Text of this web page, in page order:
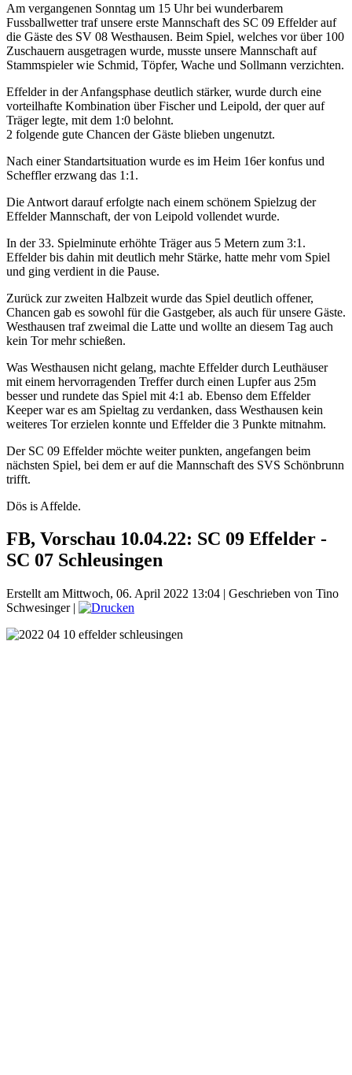
Am vergangenen Sonntag um 15 Uhr bei wunderbarem
Fussballwetter traf unsere erste Mannschaft des SC 09 Effelder auf
die Gäste des SV 08 Westhausen. Beim Spiel, welches vor über 100
Zuschauern ausgetragen wurde, musste unsere Mannschaft auf
Stammspieler wie Schmid, Töpfer, Wache und Sollmann verzichten.
Effelder in der Anfangsphase deutlich stärker, wurde durch eine
vorteilhafte Kombination über Fischer und Leipold, der quer auf
Träger legte, mit dem 1:0 belohnt.
2 folgende gute Chancen der Gäste blieben ungenutzt.
Nach einer Standartsituation wurde es im Heim 16er konfus und
Scheffler erzwang das 1:1.
Die Antwort darauf erfolgte nach einem schönem Spielzug der
Effelder Mannschaft, der von Leipold vollendet wurde.
In der 33. Spielminute erhöhte Träger aus 5 Metern zum 3:1.
Effelder bis dahin mit deutlich mehr Stärke, hatte mehr vom Spiel
und ging verdient in die Pause.
Zurück zur zweiten Halbzeit wurde das Spiel deutlich offener,
Chancen gab es sowohl für die Gastgeber, als auch für unsere Gäste.
Westhausen traf zweimal die Latte und wollte an diesem Tag auch
kein Tor mehr schießen.
Was Westhausen nicht gelang, machte Effelder durch Leuthäuser
mit einem hervorragenden Treffer durch einen Lupfer aus 25m
besser und rundete das Spiel mit 4:1 ab. Ebenso dem Effelder
Keeper war es am Spieltag zu verdanken, dass Westhausen kein
weiteres Tor erzielen konnte und Effelder die 3 Punkte mitnahm.
Der SC 09 Effelder möchte weiter punkten, angefangen beim
nächsten Spiel, bei dem er auf die Mannschaft des SVS Schönbrunn
trifft.
Dös is Affelde.
FB, Vorschau 10.04.22: SC 09 Effelder -
SC 07 Schleusingen
Erstellt am Mittwoch, 06. April 2022 13:04 | Geschrieben von Tino
Schwesinger|